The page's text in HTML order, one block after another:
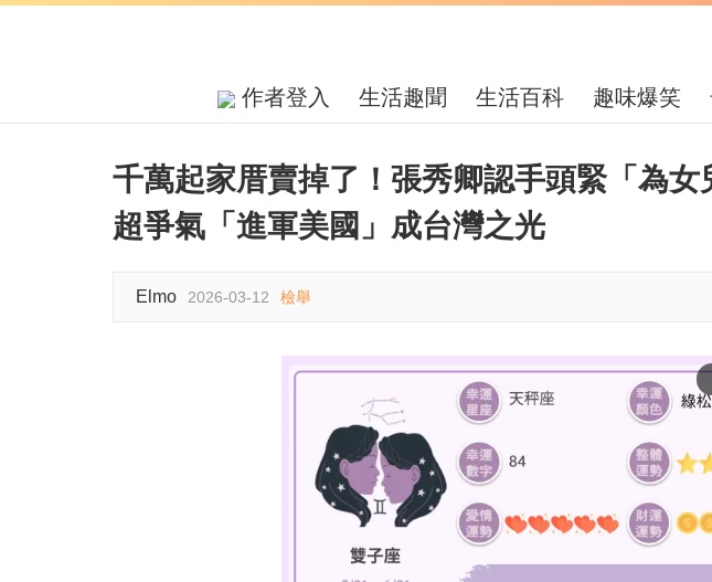
作者登入 生活趣聞 生活百科 趣味爆笑
千萬起家厝賣掉了！張秀卿認手頭緊「為
超爭氣「進軍美國」成台灣之光
Elmo 2026-03-12 檢舉